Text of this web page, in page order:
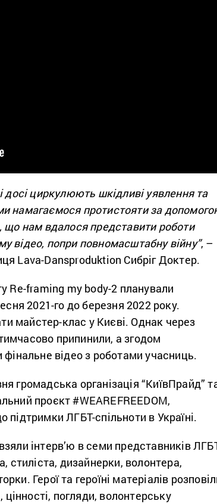
досі циркулюють шкідливі уявлення та
намагаємося протистояти за
що нам вдалося представити роботи
відео, попри повномасштабну війну”, –
Lava-Dansproduktion Сибріг Доктер.
Re-framing my body-2 планували
2021-го до березня 2022 року.
майстер-клас у Києві. Однак через
припинили, а згодом
фінальне відео з роботами учасниць.
громадська організація “КиївПрайд”
проєкт #WEAREFREEDOM,
підтримки ЛГБТ-спільноти в Україні.
інтерв’ю в семи представників
стиліста, дизайнерки, волонтера,
Герої та героїні матеріалів
цінності, погляди, волонтерську